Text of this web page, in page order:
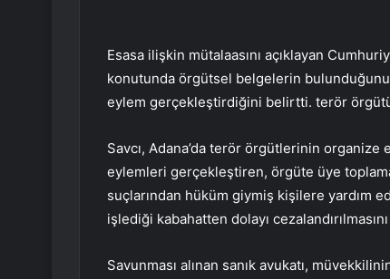
Esasa ilişkin mütalaasını açıklayan
konutunda örgütsel belgelerin
eylem gerçekleştirdiğini belirtti. terör
Savcı, Adana’da terör örgütlerinin
eylemleri gerçekleştiren, örgüte üye
suçlarından hüküm giymiş kişilere yardım
işlediği kabahatten dolayı
Savunması alınan sanık avukatı,